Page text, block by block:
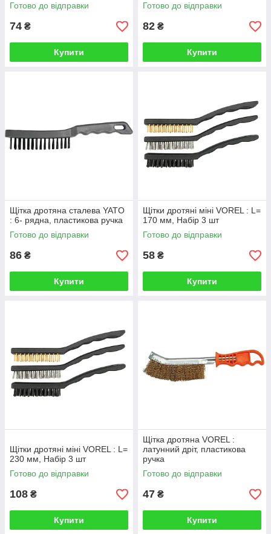
Готово до відправки
74 ₴
Купити
Готово до відправки
82 ₴
Купити
Щітка дротяна сталева YATO
: 6- рядна, пластикова ручка
Готово до відправки
86 ₴
Купити
Щітки дротяні міні VOREL : L=
170 мм, Набір 3 шт
Готово до відправки
58 ₴
Купити
Щітки дротяні міні VOREL : L=
230 мм, Набір 3 шт
Готово до відправки
108 ₴
Купити
Щітка дротяна VOREL :
латунний дріт, пластикова
ручка
Готово до відправки
47 ₴
Купити